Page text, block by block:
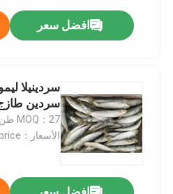
افضل سعر
سردين
MOQ：27 طن
الأسعار：Negotiated price